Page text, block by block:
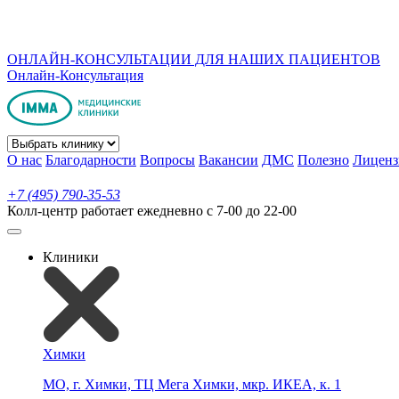
ОНЛАЙН-КОНСУЛЬТАЦИИ ДЛЯ НАШИХ ПАЦИЕНТОВ
Онлайн-Консультация
О нас Благодарности Вопросы Вакансии ДМС Полезно
+7 (495) 790-35-53
Колл-центр работает ежедневно с 7-00 до 22-00
Клиники
Химки
МО, г. Химки, ТЦ Мега Химки, мкр. ИКЕА, к. 1